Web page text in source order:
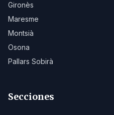
Gironès
Maresme
Montsià
Osona
Pallars Sobirà
Secciones